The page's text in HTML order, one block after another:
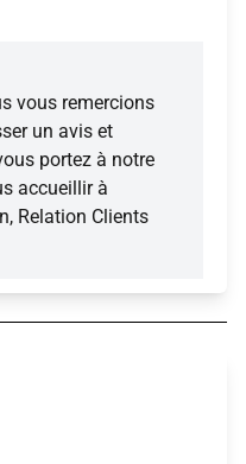
vous remercions
un avis et
portez à notre
accueillir à
Relation Clients